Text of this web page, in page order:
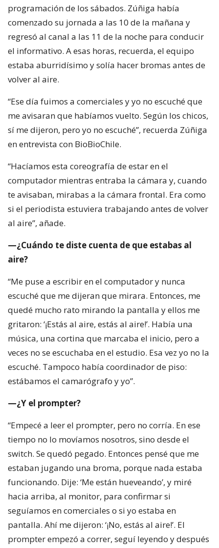
programación de los sábados. Zúñiga había
comenzado su jornada a las 10 de la mañana y
regresó al canal a las 11 de la noche para conducir
el informativo. A esas horas, recuerda, el equipo
estaba aburridísimo y solía hacer bromas antes de
volver al aire.
“Ese día fuimos a comerciales y yo no escuché que
me avisaran que habíamos vuelto. Según los chicos,
sí me dijeron, pero yo no escuché”, recuerda Zúñiga
en entrevista con BioBioChile.
“Hacíamos esta coreografía de estar en el
computador mientras entraba la cámara y, cuando
te avisaban, mirabas a la cámara frontal. Era como
si el periodista estuviera trabajando antes de volver
al aire”, añade.
—¿Cuándo te diste cuenta de que estabas al
aire?
“Me puse a escribir en el computador y nunca
escuché que me dijeran que mirara. Entonces, me
quedé mucho rato mirando la pantalla y ellos me
gritaron: ‘¡Estás al aire, estás al aire!’. Había una
música, una cortina que marcaba el inicio, pero a
veces no se escuchaba en el estudio. Esa vez yo no la
escuché. Tampoco había coordinador de piso:
estábamos el camarógrafo y yo”.
—¿Y el prompter?
“Empecé a leer el prompter, pero no corría. En ese
tiempo no lo movíamos nosotros, sino desde el
switch. Se quedó pegado. Entonces pensé que me
estaban jugando una broma, porque nada estaba
funcionando. Dije: ‘Me están hueveando’, y miré
hacia arriba, al monitor, para confirmar si
seguíamos en comerciales o si yo estaba en
pantalla. Ahí me dijeron: ‘¡No, estás al aire!’. El
prompter empezó a correr, seguí leyendo y después